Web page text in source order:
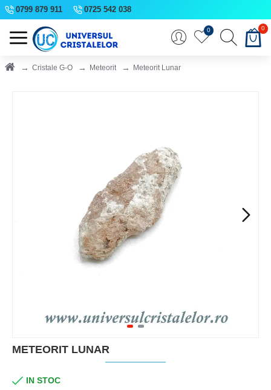
0799 879 911 0725 542 038
0 0
Cristale G-O Meteorit Meteorit Lunar
METEORIT LUNAR
IN STOC